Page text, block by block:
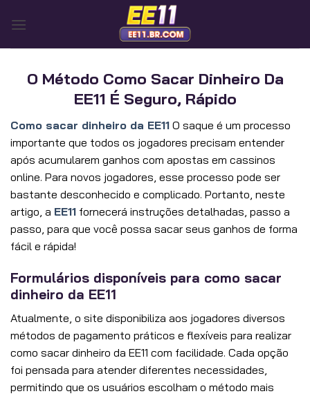
O Método Como Sacar Dinheiro Da
EE11 É Seguro, Rápido
Como sacar dinheiro da EE11 O saque é um processo
importante que todos os jogadores precisam entender
após acumularem ganhos com apostas em cassinos
online. Para novos jogadores, esse processo pode ser
bastante desconhecido e complicado. Portanto, neste
artigo, a EE11 fornecerá instruções detalhadas, passo a
passo, para que você possa sacar seus ganhos de forma
fácil e rápida!
Formulários disponíveis para como sacar
dinheiro da EE11
Atualmente, o site disponibiliza aos jogadores diversos
métodos de pagamento práticos e flexíveis para realizar
como sacar dinheiro da EE11 com facilidade. Cada opção
foi pensada para atender diferentes necessidades,
permitindo que os usuários escolham o método mais